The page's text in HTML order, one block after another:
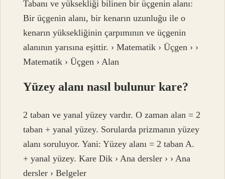
Tabanı ve yüksekliği bilinen bir üçgenin alanı:
Bir üçgenin alanı, bir kenarın uzunluğu ile o
kenarın yüksekliğinin çarpımının ve üçgenin
alanının yarısına eşittir. › Matematik › Üçgen › ›
Matematik › Üçgen › Alan
Yüzey alanı nasıl bulunur kare?
2 taban ve yanal yüzey vardır. O zaman alan = 2
taban + yanal yüzey. Sorularda prizmanın yüzey
alanı soruluyor. Yani: Yüzey alanı = 2 taban A.
+ yanal yüzey. Kare Dik › Ana dersler › › Ana
dersler › Belgeler